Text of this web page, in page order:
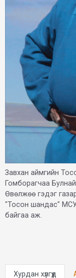
Завхан аймгийн
Гомборагчаа
Өвөлжөө гэдэг
"Тосон шандас"
байгаа аж.
Хурдан хүлгүүд